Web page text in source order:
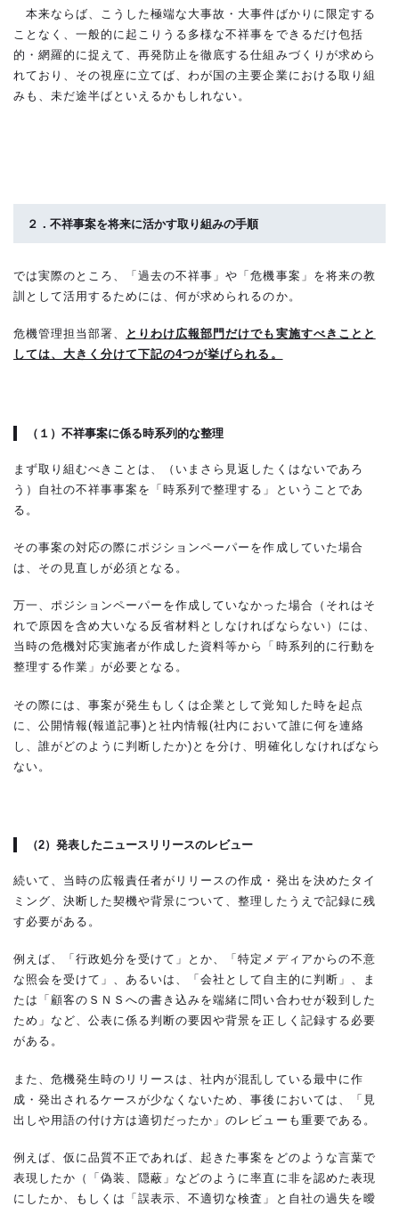
本来ならば、こうした極端な大事故・大事件ばかりに限定する
ことなく、一般的に起こりうる多様な不祥事をできるだけ包括
的・網羅的に捉えて、再発防止を徹底する仕組みづくりが求めら
れており、その視座に立てば、わが国の主要企業における取り組
みも、未だ途半ばといえるかもしれない。
２．不祥事案を将来に活かす取り組みの手順
では実際のところ、「過去の不祥事」や「危機事案」を将来の教
訓として活用するためには、何が求められるのか。
危機管理担当部署、
とりわけ広報部門だけでも実施すべきことと
しては、大きく分けて下記の4つが挙げられる。
（１）不祥事案に係る時系列的な整理
まず取り組むべきことは、（いまさら見返したくはないであろ
う）自社の不祥事事案を「時系列で整理する」ということであ
る。
その事案の対応の際にポジションペーパーを作成していた場合
は、その見直しが必須となる。
万一、ポジションペーパーを作成していなかった場合（それはそ
れで原因を含め大いなる反省材料としなければならない）には、
当時の危機対応実施者が作成した資料等から「時系列的に行動を
整理する作業」が必要となる。
その際には、事案が発生もしくは企業として覚知した時を起点
に、公開情報(報道記事)と社内情報(社内において誰に何を連絡
し、誰がどのように判断したか)とを分け、明確化しなければなら
ない。
（2）発表したニュースリリースのレビュー
続いて、当時の広報責任者がリリースの作成・発出を決めたタイ
ミング、決断した契機や背景について、整理したうえで記録に残
す必要がある。
例えば、「行政処分を受けて」とか、「特定メディアからの不意
な照会を受けて」、あるいは、「会社として自主的に判断」、ま
たは「顧客のＳＮＳへの書き込みを端緒に問い合わせが殺到した
ため」など、公表に係る判断の要因や背景を正しく記録する必要
がある。
また、危機発生時のリリースは、社内が混乱している最中に作
成・発出されるケースが少なくないため、事後においては、「見
出しや用語の付け方は適切だったか」のレビューも重要である。
例えば、仮に品質不正であれば、起きた事案をどのような言葉で
表現したか（「偽装、隠蔽」などのように率直に非を認めた表現
にしたか、もしくは「誤表示、不適切な検査」と自社の過失を曖